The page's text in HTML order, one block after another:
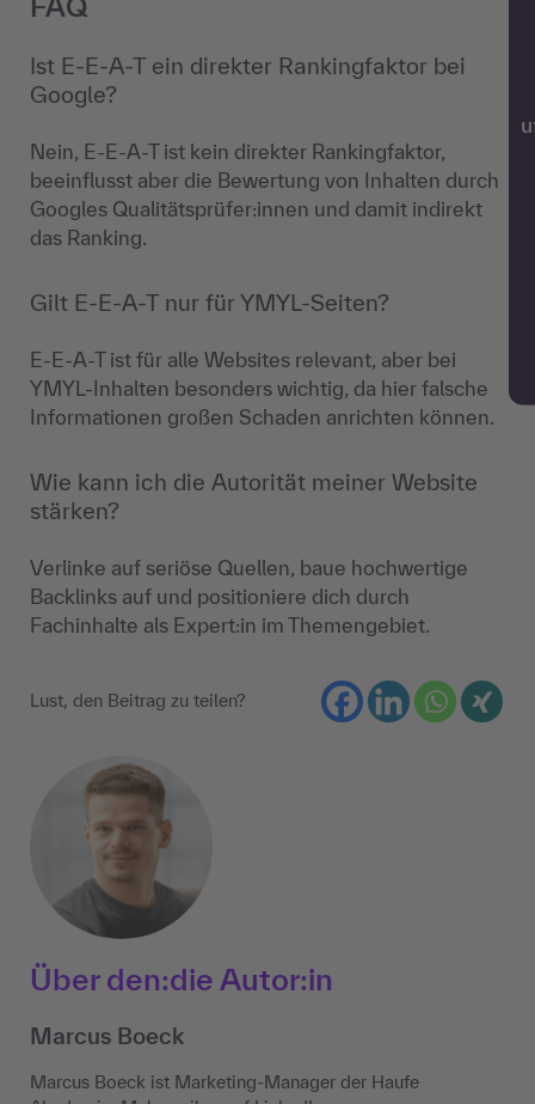
FAQ
Ist E-E-A-T ein direkter Rankingfaktor bei
Google?
Nein, E-E-A-T ist kein direkter Rankingfaktor,
beeinflusst aber die Bewertung von Inhalten durch
Googles Qualitätsprüfer:innen und damit indirekt
das Ranking.
Gilt E-E-A-T nur für YMYL-Seiten?
E-E-A-T ist für alle Websites relevant, aber bei
YMYL-Inhalten besonders wichtig, da hier falsche
Informationen großen Schaden anrichten können.
Wie kann ich die Autorität meiner Website
stärken?
Verlinke auf seriöse Quellen, baue hochwertige
Backlinks auf und positioniere dich durch
Fachinhalte als Expert:in im Themengebiet.
Lust, den Beitrag zu teilen?
Über den:die Autor:in
Marcus Boeck
Marcus Boeck ist Marketing-Manager der Haufe